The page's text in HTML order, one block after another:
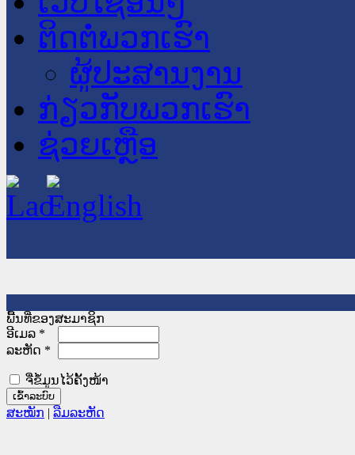
ຕິດຕໍ່ພວກເຮົາ
ຜູ້ປະສານງານ
ກ່ຽວກັບພວກເຮົາ
ຊ່ວຍເຫຼືອ
ພື້ນທີ່ຂອງສະມາຊິກ
ອີເມລ *
ລະຫັດ *
ຈື່ຂໍ້ມູນໄວ້ຄັ້ງໜ້າ
ສະໝັກ | ລືມລະຫັດ